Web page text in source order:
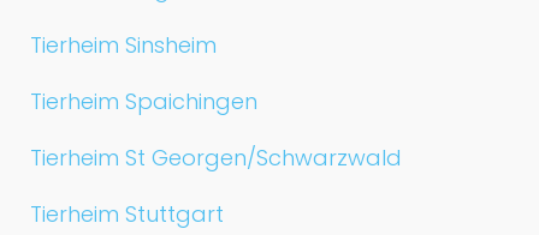
Tierheim Sinsheim
Tierheim Spaichingen
Tierheim St Georgen/Schwarzwald
Tierheim Stuttgart